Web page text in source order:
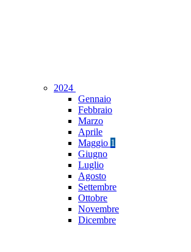
2024
Gennaio
Febbraio
Marzo
Aprile
Maggio 1
Giugno
Luglio
Agosto
Settembre
Ottobre
Novembre
Dicembre